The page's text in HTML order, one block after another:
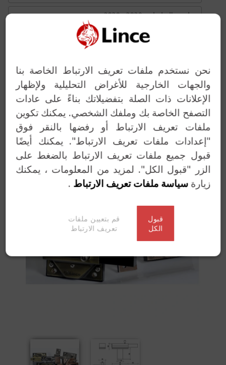
تقليدية، السلسلتين 3930 و 2930
السواعد
غلاقات الأبواب
خدمت المفاتيح
حلول مخصصة
نحن نستخدم ملفات تعريف الارتباط الخاصة بنا
والجهات الخارجية للأغراض التحليلية ولإظهار
الإعلانات ذات الصلة بتفضيلاتك بناءً على عادات
التصفح الخاصة بك وملفك الشخصي. يمكنك تكوين
ملفات تعريف الارتباط أو رفضها بالنقر فوق
"إعدادات ملفات تعريف الارتباط". يمكنك أيضًا
قبول جميع ملفات تعريف الارتباط بالضغط على
الزر "قبول الكل". لمزيد من المعلومات ، يمكنك
زيارةسياسة ملفات تعريف الارتباط .
قبول
الكل
قم بتعيين ملفات
تعريف الارتباط